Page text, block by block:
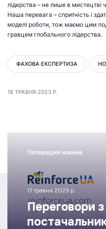
лідерства – не лише в мистецтві
Наша перевага – спритність і
моделі роботи, тож маємо цим
гравцем глобального лідерства.
ФАХОВА ЕКСПЕРТИЗА
18 ТРАВНЯ 2023 Р.
Попередня новина
17 травня 2023 р.
Переговори